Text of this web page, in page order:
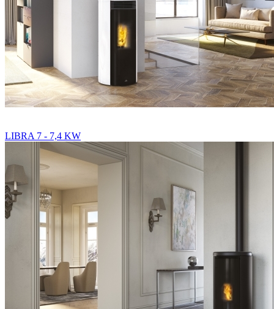
LIBRA 7 - 7,4 KW